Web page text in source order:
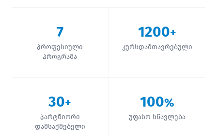
7
პროფესიული
პროგრამა
1200+
კურსდამთავრებული
30+
პარტნიორი
დამსაქმებელი
100%
უფასო სწავლება